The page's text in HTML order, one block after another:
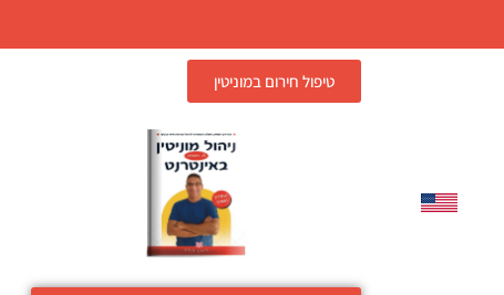
טיפול חירום במוניטין